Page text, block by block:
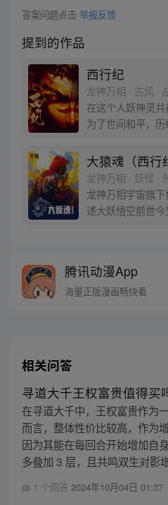
答案问题点击 举报反馈
提到的作品
西行纪
龙神万相 · 古风 ·
在这个人妖神灵
为了世间和平，
变得美好….随着阴
为了让“永恒之火”
辞万难，找到唐
寻回徒弟们，组成
上西行之旅……
大猿魂（西行
龙神万相 · 妖怪 ·
龙神万相宇宙旗
述大妖悟空前世
人…六十年后，他
护族人的希望和
腾讯动漫App
海量正版漫画畅快看
相关问答
寻道大千王权富贵值得买
在寻道大千中，王权富贵作为
而言，整体性价比较高，作为
因为其能在每回合开始增加自
多叠加 3 层，且共鸣双生对影
1 个回答 2024年10月04日 01:37